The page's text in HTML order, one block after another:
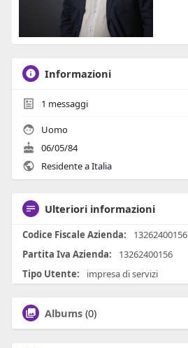
Informazioni
1 messaggi
Uomo
06/05/84
Residente a Italia
Ulteriori informazioni
Codice Fiscale Azienda:
13262400156
Partita Iva Azienda:
13262400156
Tipo Utente:
impresa di servizi
Albums (0)